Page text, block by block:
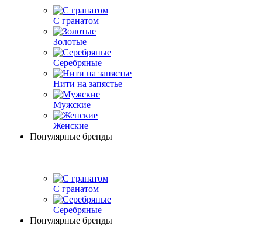
С гранатом
Золотые
Серебряные
Нити на запястье
Мужские
Женские
Популярные бренды
С гранатом
Серебряные
Популярные бренды